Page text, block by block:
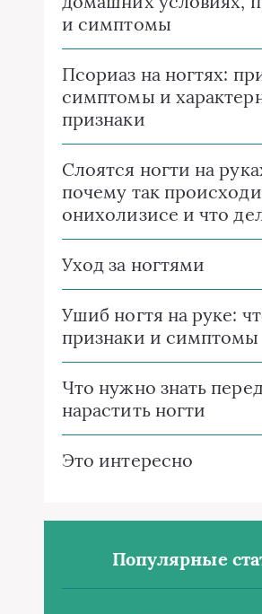
и симптомы
Псориаз на ногтях:
симптомы и
признаки
Слоятся ногти на
почему так
онихолизисе и что
Уход за ногтями
Ушиб ногтя на руке:
признаки и симптомы
Что нужно знать
нарастить ногти
Это интересно
Популярные